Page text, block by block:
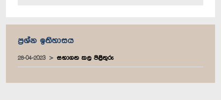
ප්‍රශ්න ඉතිහාසය
28-04-2023 සභාගත කල පිළිතුරු